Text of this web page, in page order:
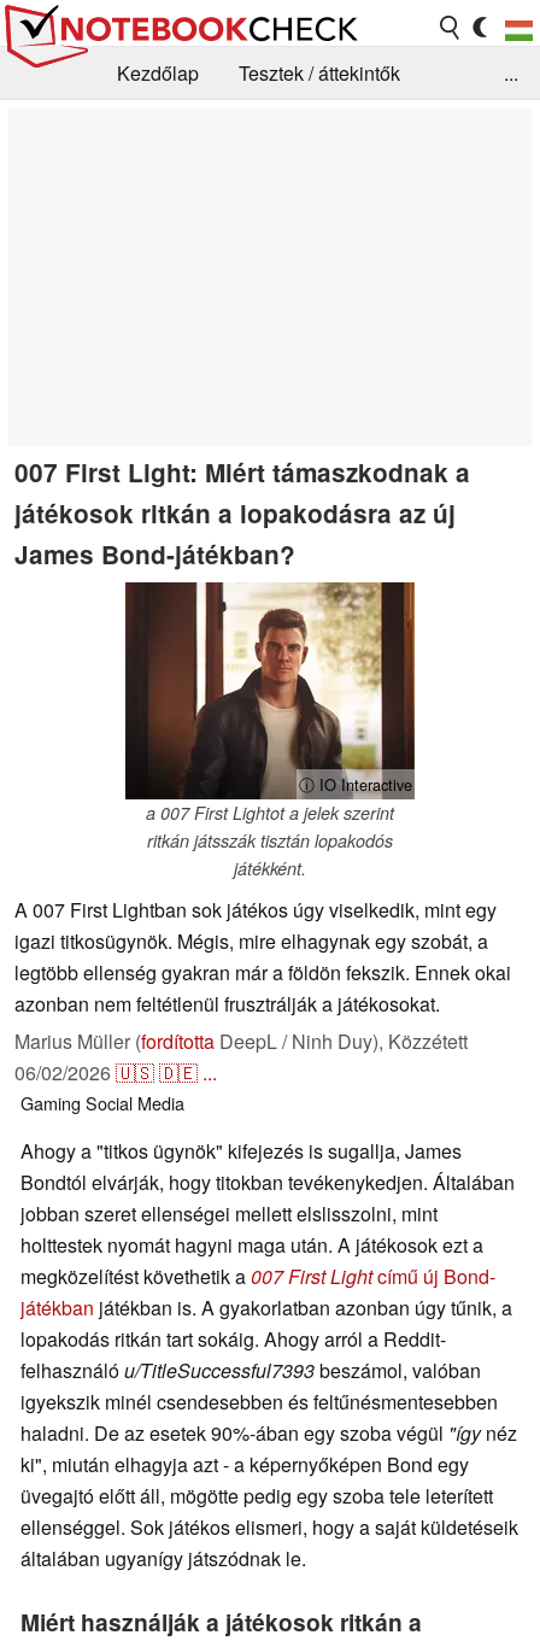
Kezdőlap
Tesztek / áttekintők
...
007 First Light: Miért támaszkodnak a
játékosok ritkán a lopakodásra az új
James Bond-játékban?
ⓘ IO Interactive
a 007 First Lightot a jelek szerint
ritkán játsszák tisztán lopakodós
játékként.
A 007 First Lightban sok játékos úgy viselkedik, mint egy
igazi titkosügynök. Mégis, mire elhagynak egy szobát, a
legtöbb ellenség gyakran már a földön fekszik. Ennek okai
azonban nem feltétlenül frusztrálják a játékosokat.
Marius Müller (fordította DeepL / Ninh Duy), Közzétett
06/02/2026🇺🇸🇩🇪 ...
Gaming Social Media
Ahogy a "titkos ügynök" kifejezés is sugallja, James
Bondtól elvárják, hogy titokban tevékenykedjen. Általában
jobban szeret ellenségei mellett elslisszolni, mint
holttestek nyomát hagyni maga után. A játékosok ezt a
megközelítést követhetik a007 First Lightcímű új Bond-
játékban játékban is. A gyakorlatban azonban úgy tűnik, a
lopakodás ritkán tart sokáig. Ahogy arról a Reddit-
felhasználóu/TitleSuccessful7393beszámol, valóban
igyekszik minél csendesebben és feltűnésmentesebben
haladni. De az esetek 90%-ában egy szoba végül "ígynéz
ki", miután elhagyja azt - a képernyőképen Bond egy
üvegajtó előtt áll, mögötte pedig egy szoba tele leterített
ellenséggel. Sok játékos elismeri, hogy a saját küldetéseik
általában ugyanígy játszódnak le.
Miért használják a játékosok ritkán a